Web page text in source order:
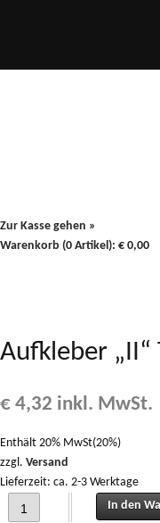
Zur Kasse gehen »
Warenkorb (0 Artikel): € 0,00
Aufkleber „II“
€ 4,32 inkl. MwSt.
Enthält 20% MwSt(20%)
zzgl. Versand
Lieferzeit: ca. 2-3 Werktage
Aufkleber "II" T84 T180a T185
In den